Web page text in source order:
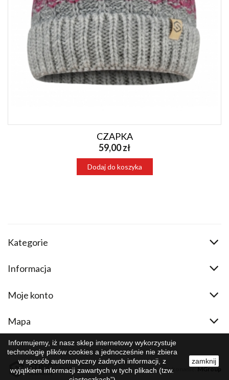
CZAPKA
59,00 zł
Dodaj do koszyka
Kategorie
Informacja
Moje konto
Mapa
Informujemy, iż nasz sklep internetowy wykorzystuje
technologię plików cookies a jednocześnie nie zbiera
w sposób automatyczny żadnych informacji, z
wyjątkiem informacji zawartych w tych plikach (tzw.
zamknij
© 2026 Wykonanie:MGroup